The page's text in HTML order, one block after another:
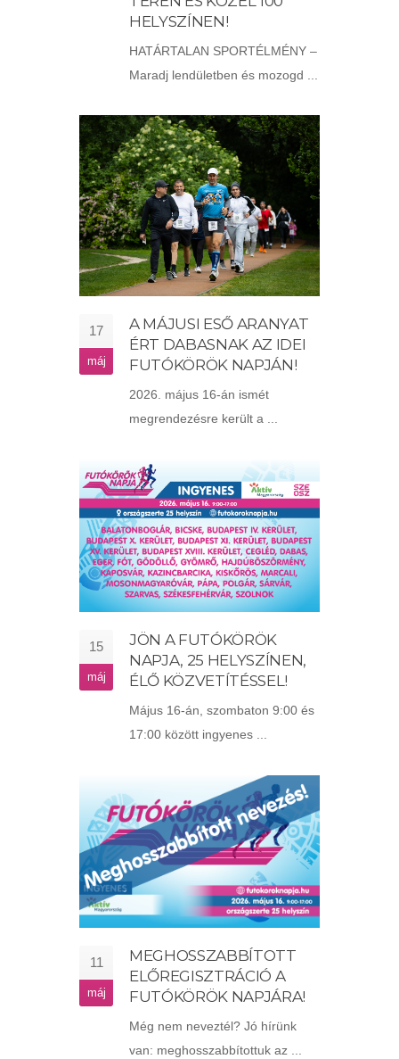
HELYSZÍNEN!
HATÁRTALAN SPORTÉLMÉNY –
Maradj lendületben és mozogd ...
17
máj
A MÁJUSI ESŐ ARANYAT
ÉRT DABASNAK AZ IDEI
FUTÓKÖRÖK NAPJÁN!
2026. május 16-án ismét
megrendezésre került a ...
15
máj
JÖN A FUTÓKÖRÖK
NAPJA, 25 HELYSZÍNEN,
ÉLŐ KÖZVETÍTÉSSEL!
Május 16-án, szombaton 9:00 és
17:00 között ingyenes ...
11
máj
MEGHOSSZABBÍTOTT
ELŐREGISZTRÁCIÓ A
FUTÓKÖRÖK NAPJÁRA!
Még nem neveztél? Jó hírünk
van: meghosszabbítottuk az ...